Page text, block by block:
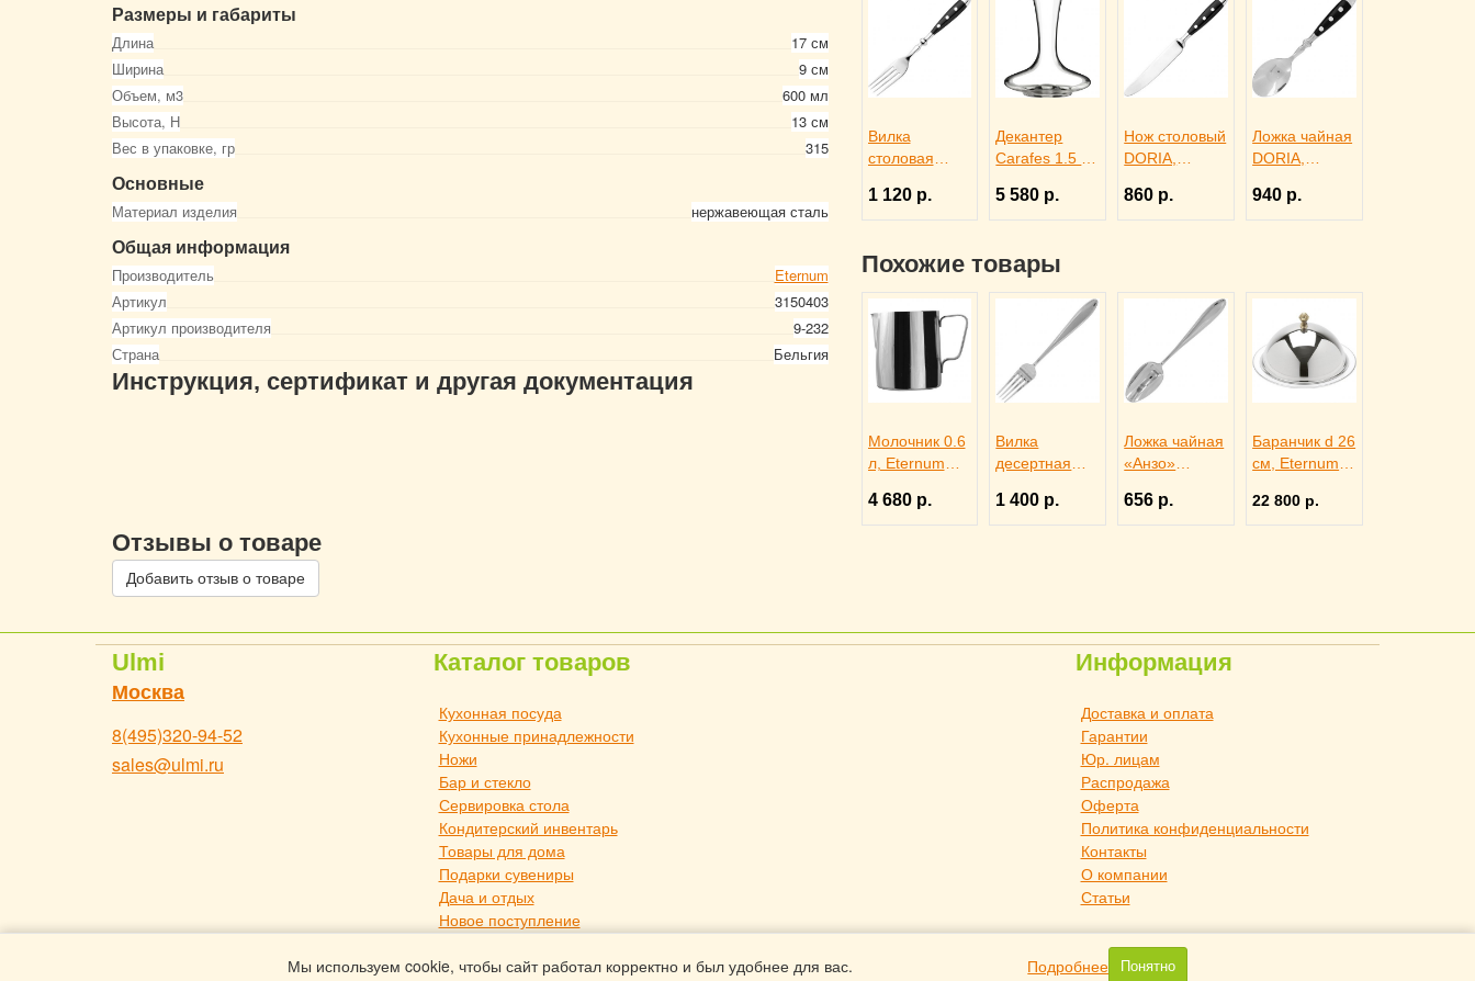
Мы используем cookie, чтобы сайт работал корректно и был удобнее для вас. Подробнее Понятно
Размеры и габариты
Длина
17 см
Ширина
9 см
Объем, м3
600 мл
Высота, Н
13 см
Вес в упаковке, гр
315
Основные
Материал изделия нержавеющая сталь
Общая информация
Производитель
Eternum
Артикул
3150403
Артикул производителя
9-232
Страна
Бельгия
Инструкция, сертификат и другая документация
Вилка
столовая
Eternum
3110369
1 120 р.
Декантер
Carafes 1.5 л,
5 580 р.
Нож столовый
DORIA,
3110277
860 р.
Ложка чайная
DORIA,
3110437
940 р.
Похожие товары
Молочник 0.6
л, Eternum
4 680 р.
Вилка
десертная
Eternum
L=190/60,
1 400 р.
Ложка чайная
«Анзо»
L=14,5см,
3111978
656 р.
Баранчик d 26
см, Eternum
22 800 р.
Отзывы о товаре
Добавить отзыв о товаре
Ulmi
Москва
8(495)320-94-52
sales@ulmi.ru
Каталог товаров
Кухонная посуда
Кухонные принадлежности
Ножи
Бар и стекло
Сервировка стола
Кондитерский инвентарь
Товары для дома
Подарки сувениры
Дача и отдых
Новое поступление
Информация
Доставка и оплата
Гарантии
Юр. лицам
Распродажа
Оферта
Политика конфиденциальности
Контакты
О компании
Статьи